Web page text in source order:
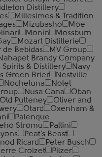
Distillery
Millesimes & Tradition
Mizubasho
Moe
Monin
Mossburn
Mozart Distillerie
de Bebidas
MV Group
Brandy Company
Spirits & Distillery
Navy
Green Brier
Nestville
Nocheluna
Nolet
Nusa Cana
Oban
Old Pulteney
Oliver and
Otard
Oxenham &
Palenque
Stromu
Pallini
Peat's Beast
Ricard
Peter Busch
Croizet
Pilzer